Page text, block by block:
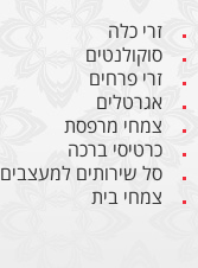
זרי כלה
סוקולנטים
זרי פרחים
אגרטלים
צמחי מרפסת
כרטיסי ברכה
סל שירותים למעצבים
צמחי בית